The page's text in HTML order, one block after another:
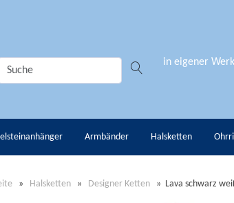
in eigener
Armbänder Halsketten
» Halsketten » Designer Ketten » Lava schwarz